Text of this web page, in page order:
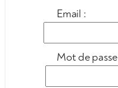
Email :
Mot de passe